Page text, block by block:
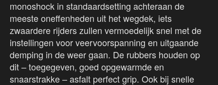
monoshock in standaardsetting achteraan de
meeste oneffenheden uit het wegdek, iets
zwaardere rijders zullen vermoedelijk snel met de
instellingen voor veervoorspanning en uitgaande
demping in de weer gaan. De rubbers houden op
dit – toegegeven, goed opgewarmde en
snaarstrakke – asfalt perfect grip. Ook bij snelle